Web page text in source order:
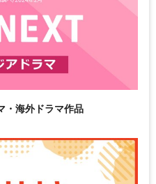
・海外ドラマ作品